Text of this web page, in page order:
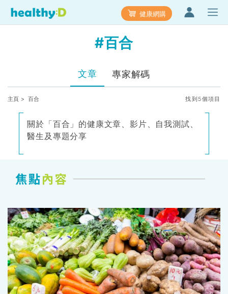
健康網購
#百合
文章 專家解碼
主頁 > 百合 找到5個項目
關於「百合」的健康文章、影片、自我測試、
醫生及專題分享